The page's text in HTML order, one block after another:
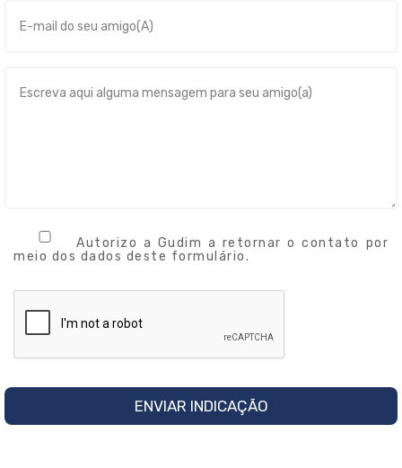
Autorizo a Gudim a retornar o contato por
meio dos dados deste formulário.